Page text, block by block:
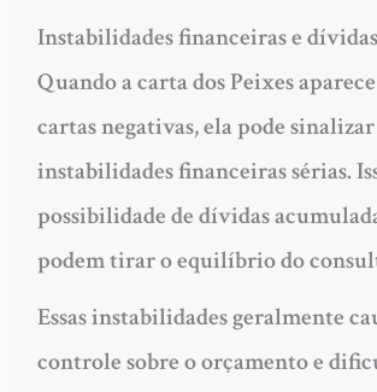
Instabilidades financeiras e dívidas
Quando a carta dos Peixes
cartas negativas, ela pode sinalizar
instabilidades financeiras sérias.
possibilidade de dívidas
podem tirar o equilíbrio do
Essas instabilidades geralmente
controle sobre o orçamento e